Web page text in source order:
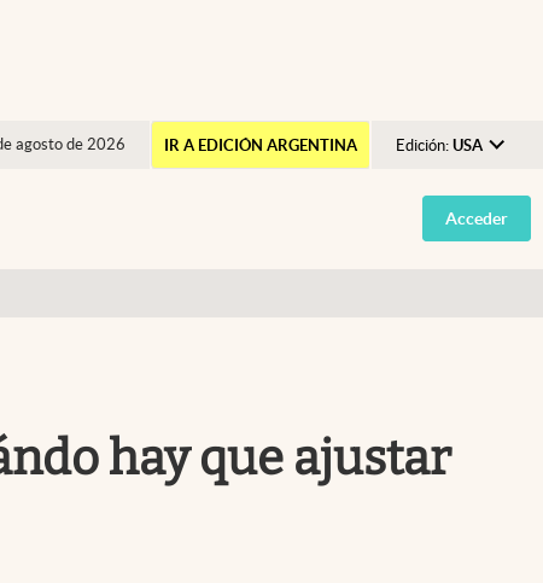
agosto de 2026 IR A EDICIÓN ARGENTINA Edición: USA
Argentina
España
Acceder
hay que ajustar